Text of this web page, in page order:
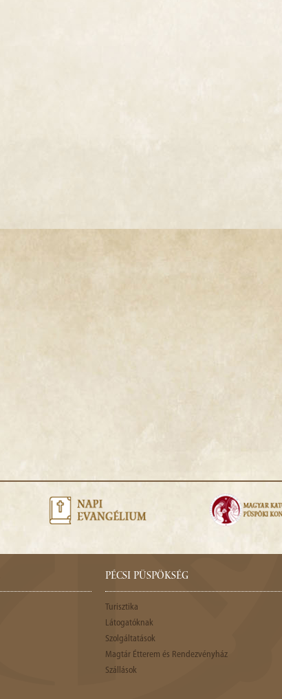
PÉCSI PÜSPÖKSÉG
Turisztika
Látogatóknak
Szolgáltatások
Magtár Étterem és Rendezvényház
Szállások